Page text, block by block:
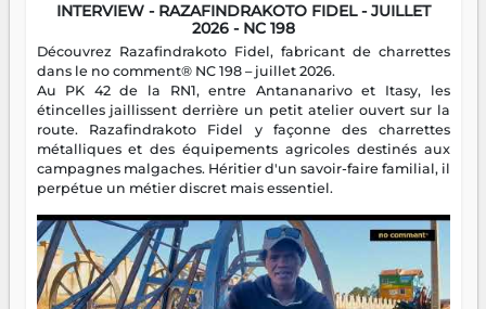
INTERVIEW - RAZAFINDRAKOTO FIDEL - JUILLET
2026 - NC 198
Découvrez Razafindrakoto Fidel, fabricant de charrettes
dans le no comment® NC 198 – juillet 2026.
Au PK 42 de la RN1, entre Antananarivo et Itasy, les
étincelles jaillissent derrière un petit atelier ouvert sur la
route. Razafindrakoto Fidel y façonne des charrettes
métalliques et des équipements agricoles destinés aux
campagnes malgaches. Héritier d'un savoir-faire familial, il
perpétue un métier discret mais essentiel.